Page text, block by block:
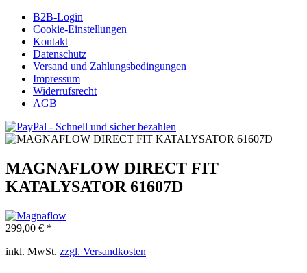
B2B-Login
Cookie-Einstellungen
Kontakt
Datenschutz
Versand und Zahlungsbedingungen
Impressum
Widerrufsrecht
AGB
MAGNAFLOW DIRECT FIT
KATALYSATOR 61607D
299,00 € *
inkl. MwSt. zzgl. Versandkosten